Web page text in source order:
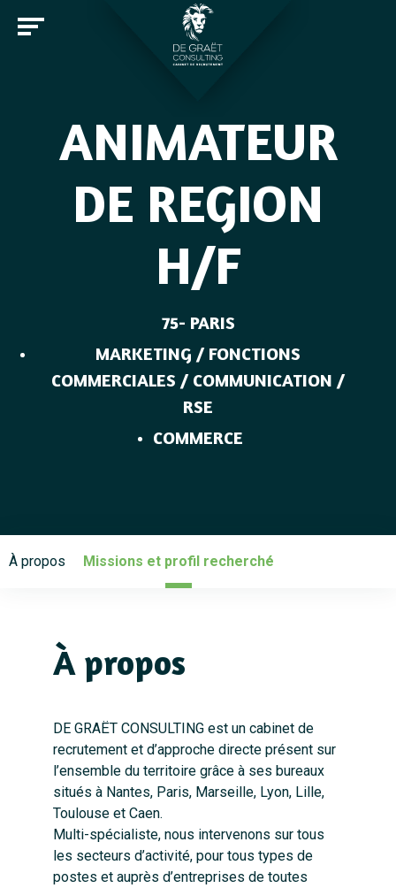
Candidats
ANIMATEUR
DE REGION
H/F
75- PARIS
MARKETING / FONCTIONS
COMMERCIALES / COMMUNICATION /
RSE
COMMERCE
À propos Missions et profil recherché
À propos
DE GRAËT CONSULTING est un cabinet de
recrutement et d’approche directe présent sur
l’ensemble du territoire grâce à ses bureaux
situés à Nantes, Paris, Marseille, Lyon, Lille,
Toulouse et Caen.
Multi-spécialiste, nous intervenons sur tous
les secteurs d’activité, pour tous types de
postes et auprès d’entreprises de toutes